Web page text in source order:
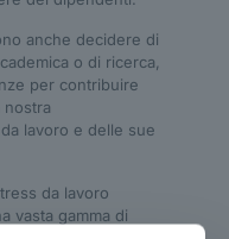
anche decidere di
o di ricerca,
per contribuire
nostra
lavoro e delle sue
da lavoro
vasta gamma di